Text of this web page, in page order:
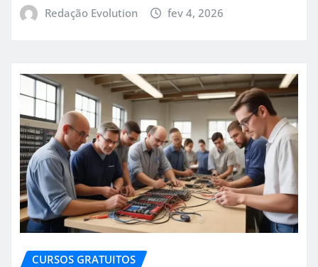
Redação Evolution fev 4, 2026
CURSOS GRATUITOS